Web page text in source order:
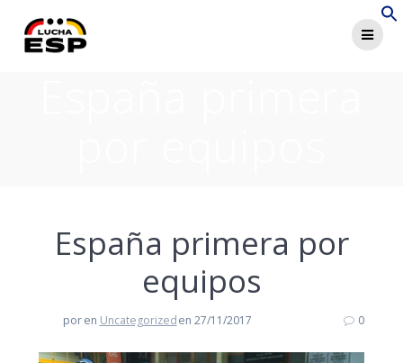
España primera por
equipos
poren Uncategorizeden 27/11/2017 0